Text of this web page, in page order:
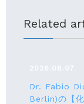
Related
2026.08.07
Dr. Fabio
Berlin)の【